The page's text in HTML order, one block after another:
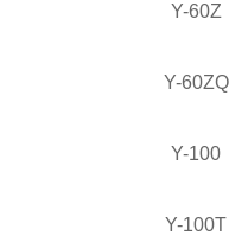
Y-60Z
Y-60ZQ
Y-100
Y-100T